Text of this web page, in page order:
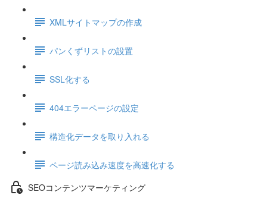
XMLサイトマップの作成
パンくずリストの設置
SSL化する
404エラーページの設定
構造化データを取り入れる
ページ読み込み速度を高速化する
SEOコンテンツマーケティング